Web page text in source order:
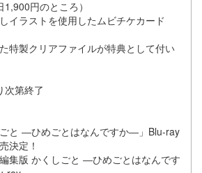
円のところ）
イラストを使用したムビチケカード
特製クリアファイルが特典として付い
次第終了
ごと ―ひめごとはなんですか―」Blu-ray
決定！
編集版 かくしごと ―ひめごとはなんです